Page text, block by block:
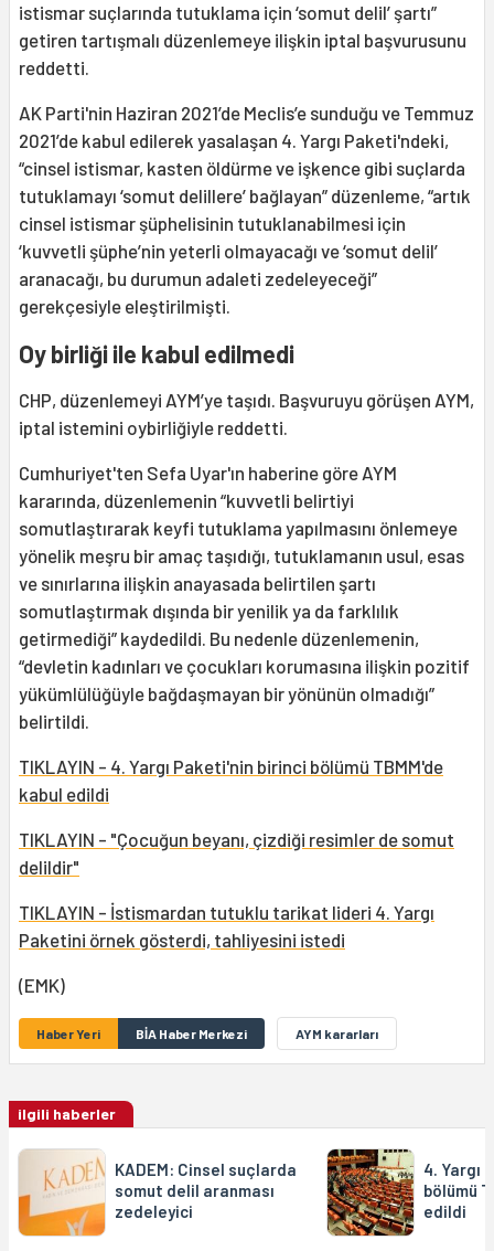
istismar suçlarında tutuklama için ‘somut delil’ şartı”
getiren tartışmalı düzenlemeye ilişkin iptal başvurusunu
reddetti.
AK Parti'nin Haziran 2021’de Meclis’e sunduğu ve Temmuz
2021’de kabul edilerek yasalaşan 4. Yargı Paketi'ndeki,
“cinsel istismar, kasten öldürme ve işkence gibi suçlarda
tutuklamayı ‘somut delillere’ bağlayan” düzenleme, “artık
cinsel istismar şüphelisinin tutuklanabilmesi için
‘kuvvetli şüphe’nin yeterli olmayacağı ve ‘somut delil’
aranacağı, bu durumun adaleti zedeleyeceği”
gerekçesiyle eleştirilmişti.
Oy birliği ile kabul edilmedi
CHP, düzenlemeyi AYM’ye taşıdı. Başvuruyu görüşen AYM,
iptal istemini oybirliğiyle reddetti.
Cumhuriyet'ten Sefa Uyar'ın haberine göre AYM
kararında, düzenlemenin “kuvvetli belirtiyi
somutlaştırarak keyfi tutuklama yapılmasını önlemeye
yönelik meşru bir amaç taşıdığı, tutuklamanın usul, esas
ve sınırlarına ilişkin anayasada belirtilen şartı
somutlaştırmak dışında bir yenilik ya da farklılık
getirmediği” kaydedildi. Bu nedenle düzenlemenin,
“devletin kadınları ve çocukları korumasına ilişkin pozitif
yükümlülüğüyle bağdaşmayan bir yönünün olmadığı”
belirtildi.
TIKLAYIN - 4. Yargı Paketi'nin birinci bölümü TBMM'de
kabul edildi
TIKLAYIN - "Çocuğun beyanı, çizdiği resimler de somut
delildir"
TIKLAYIN - İstismardan tutuklu tarikat lideri 4. Yargı
Paketini örnek gösterdi, tahliyesini istedi
(EMK)
Haber Yeri BİA Haber Merkezi AYM kararları
ilgili haberler
KADEM: Cinsel suçlarda
somut delil aranması
zedeleyici
4. Yargı
bölümü
edildi